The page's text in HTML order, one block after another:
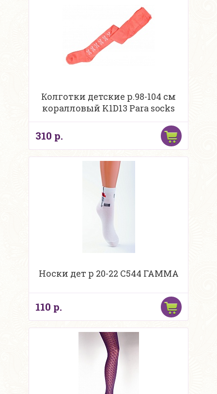
Колготки детские р.98-104 см
коралловый K1D13 Para socks
310 р.
Носки дет р 20-22 С544 ГАММА
110 р.